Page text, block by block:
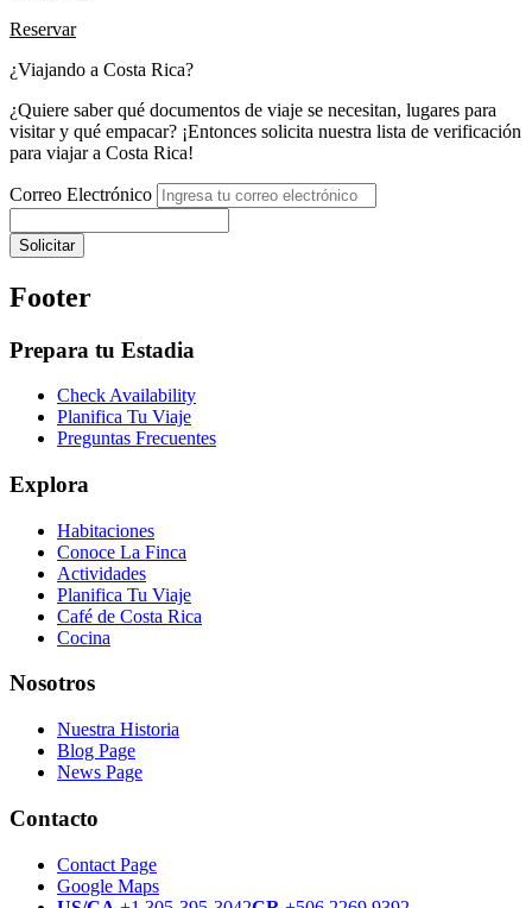
Reservar
¿Viajando a Costa Rica?
¿Quiere saber qué documentos de viaje se necesitan, lugares para
visitar y qué empacar? ¡Entonces solicita nuestra lista de verificación
para viajar a Costa Rica!
Correo Electrónico
Solicitar
Footer
Prepara tu Estadia
Check Availability
Planifica Tu Viaje
Preguntas Frecuentes
Explora
Habitaciones
Conoce La Finca
Actividades
Planifica Tu Viaje
Café de Costa Rica
Cocina
Nosotros
Nuestra Historia
Blog Page
News Page
Contacto
Contact Page
Google Maps